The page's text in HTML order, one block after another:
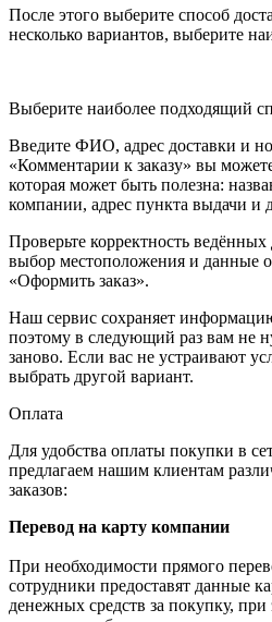
После этого выберите способ
несколько вариантов, выберите
Выберите наиболее подходящий
Введите ФИО, адрес доставки и
«Комментарии к заказу» вы
которая может быть полезна:
компании, адрес пункта выдачи и
Проверьте корректность
выбор местоположения и данные
«Оформить заказ».
Наш сервис сохраняет
поэтому в следующий раз вам не
заново. Если вас не устраивают
выбрать другой вариант.
Оплата
Для удобства оплаты покупки в
предлагаем нашим клиентам
заказов:
Перевод на карту компании
При необходимости прямого
сотрудники предоставят данные
денежных средств за покупку, при